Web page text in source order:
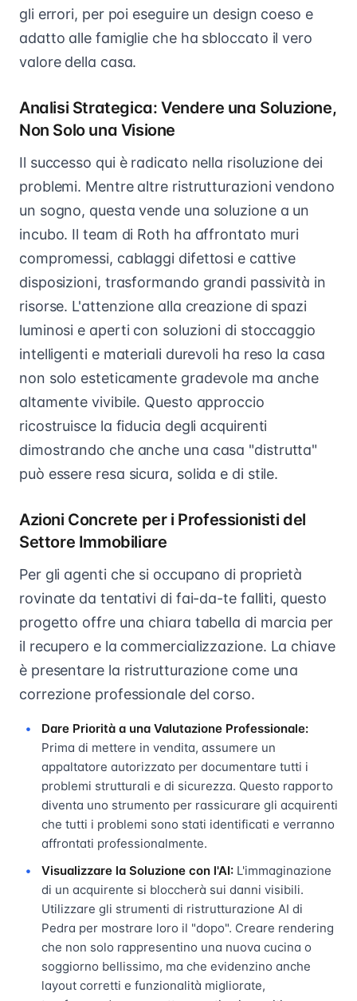
gli errori, per poi eseguire un design coeso e
adatto alle famiglie che ha sbloccato il vero
valore della casa.
Analisi Strategica: Vendere una Soluzione,
Non Solo una Visione
Il successo qui è radicato nella risoluzione dei
problemi. Mentre altre ristrutturazioni vendono
un sogno, questa vende una soluzione a un
incubo. Il team di Roth ha affrontato muri
compromessi, cablaggi difettosi e cattive
disposizioni, trasformando grandi passività in
risorse. L'attenzione alla creazione di spazi
luminosi e aperti con soluzioni di stoccaggio
intelligenti e materiali durevoli ha reso la casa
non solo esteticamente gradevole ma anche
altamente vivibile. Questo approccio
ricostruisce la fiducia degli acquirenti
dimostrando che anche una casa "distrutta"
può essere resa sicura, solida e di stile.
Azioni Concrete per i Professionisti del
Settore Immobiliare
Per gli agenti che si occupano di proprietà
rovinate da tentativi di fai-da-te falliti, questo
progetto offre una chiara tabella di marcia per
il recupero e la commercializzazione. La chiave
è presentare la ristrutturazione come una
correzione professionale del corso.
Dare Priorità a una Valutazione Professionale:
Prima di mettere in vendita, assumere un
appaltatore autorizzato per documentare tutti i
problemi strutturali e di sicurezza. Questo rapporto
diventa uno strumento per rassicurare gli acquirenti
che tutti i problemi sono stati identificati e verranno
affrontati professionalmente.
Visualizzare la Soluzione con l'AI: L'immaginazione
di un acquirente si bloccherà sui danni visibili.
Utilizzare gli strumenti di ristrutturazione AI di
Pedra per mostrare loro il "dopo". Creare rendering
che non solo rappresentino una nuova cucina o
soggiorno bellissimo, ma che evidenzino anche
layout corretti e funzionalità migliorate,